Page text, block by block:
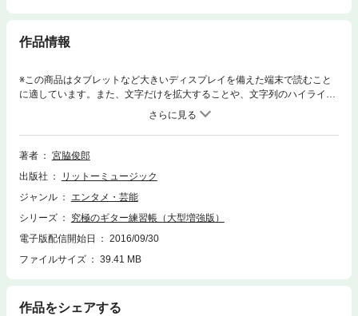
作品情報
※この商品はタブレットなど大きいディスプレイを備えた端末で読むこと
に適しています。また、文字だけを拡大することや、文字列のハイライ
ト、検索、辞書の参照、引用などの機能が使用できません。必須エクササ
イズを完全網羅した“究極”のデイリー・トレーニング集ギタリストが身に
つけるべき項目は多岐にわたります。単にテクニックだけでなく、リズム
感、音楽理論など、多くのことを学ばなければなりません。よって、合理
いただきたいのが本書です。本書は、まずノウハウ習得に最適な練習譜例
を提示し、それを身につけるためのポイントを簡潔かつ合理的に解説して
い内容の仕上がりです。著者は、ギター教則本の第一人者・宮脇俊郎。上
昇志向の強いギタリストに最適の内容になっています。※本書は、大ベス
電子書籍に対応した全音源は、リットーミュージックのウェブサイト（htt
著者
宮脇俊郎
出版社
リットーミュージック
ジャンル
エンタメ・芸能
シリーズ
究極のギター練習帳（大型増強版）
電子版配信開始日
2016/09/30
ファイルサイズ
39.41 MB
作品をシェアする